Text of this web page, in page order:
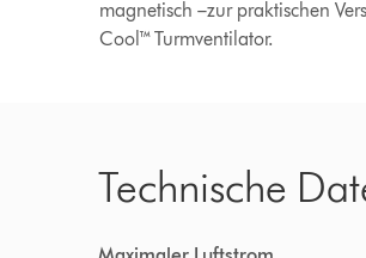
magnetisch –zur praktischen
Cool™ Turmventilator.
Technische